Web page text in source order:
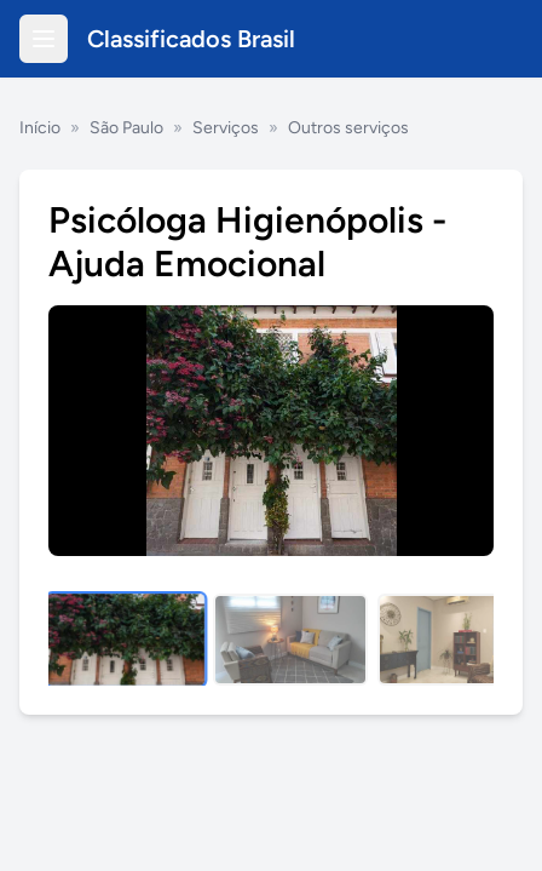
Classificados Brasil
Início » São Paulo » Serviços » Outros serviços
Psicóloga Higienópolis -
Ajuda Emocional